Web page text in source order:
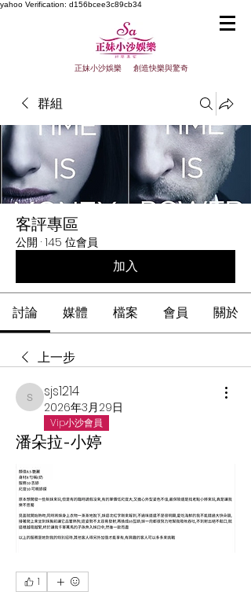
yahoo Verification: d156bcee3c89cb34
正妹小沙娛樂 創造快樂與驚奇
群組
客評專區
公開 · 145 位會員
加入
討論 媒體 檔案 會員 關於
上一步
sjs1214
sjs1214
2026年3月29日
Vip小沙會員
潘朵拉-小婷
1